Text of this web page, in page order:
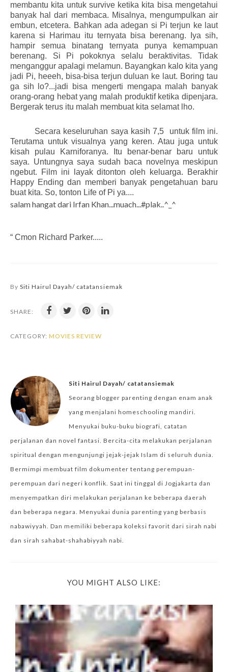
membantu kita untuk survive ketika kita bisa mengetahui
banyak hal dari membaca. Misalnya, mengumpulkan air
embun, etcetera. Bahkan ada adegan si Pi terjun ke laut
karena si Harimau itu ternyata bisa berenang. Iya sih,
hampir semua binatang ternyata punya kemampuan
berenang. Si Pi pokoknya selalu beraktivitas. Tidak
menganggur apalagi melamun. Bayangkan kalo kita yang
jadi Pi, heeeh, bisa-bisa terjun duluan ke laut. Boring tau
ga sih lo?...jadi bisa mengerti mengapa malah banyak
orang-orang hebat yang malah produktif ketika dipenjara.
Bergerak terus itu malah membuat kita selamat lho.
Secara keseluruhan saya kasih 7,5 untuk film ini.
Terutama untuk visualnya yang keren. Atau juga untuk
kisah pulau Karniforanya. Itu benar-benar baru untuk
saya. Untungnya saya sudah baca novelnya meskipun
ngebut. Film ini layak ditonton oleh keluarga. Berakhir
Happy Ending dan memberi banyak pengetahuan baru
buat kita. So, tonton Life of Pi ya....
salam hangat dari Irfan Khan...muach...#plak..^_^
“ Cmon Richard Parker.....
By Siti Hairul Dayah/ catatansiemak
SHARE:
CATEGORY: MOVIES REVIEW
Siti Hairul Dayah/ catatansiemak
Seorang blogger parenting dengan enam anak
yang menjalani homeschooling mandiri.
Menyukai buku-buku biografi, catatan
perjalanan dan novel fantasi. Bercita-cita melakukan perjalanan
spiritual dengan mengunjungi jejak-jejak Islam di seluruh dunia.
Bermimpi membuat film dokumenter tentang perempuan-
perempuan dari negeri konflik. Saat ini tinggal di Jogjakarta dan
menyempatkan diri melakukan perjalanan ke beberapa daerah
dan beberapa negara. Menyukai dunia parenting yang berbasis
nabawiyyah. Dan memiliki beberapa koleksi favorit dari sirah nabi
dan sirah sahabat-shahabiyyah nabi.
YOU MIGHT ALSO LIKE: